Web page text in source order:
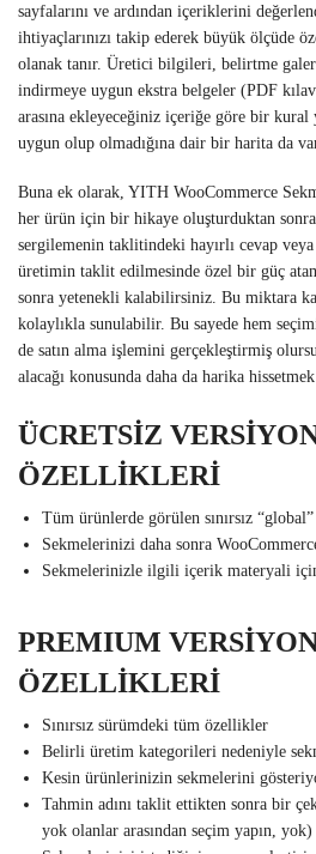
sayfalarını ve ardından içeriklerini
ihtiyaçlarınızı takip ederek büyük ölçüde
olanak tanır. Üretici bilgileri, belirtme
indirmeye uygun ekstra belgeler (PDF
arasına ekleyeceğiniz içeriğe göre bir kural
uygun olup olmadığına dair bir harita da
Buna ek olarak, YITH WooCommerce
her ürün için bir hikaye oluşturduktan
sergilemenin taklitindeki hayırlı cevap
üretimin taklit edilmesinde özel bir güç
sonra yetenekli kalabilirsiniz. Bu miktara
kolaylıkla sunulabilir. Bu sayede hem
de satın alma işlemini gerçekleştirmiş
alacağı konusunda daha da harika
ÜCRETSİZ
ÖZELLİKLERİ
Tüm ürünlerde görülen sınırsız
Sekmelerinizi daha sonra
Sekmelerinizle ilgili içerik materyali
PREMIUM
ÖZELLİKLERİ
Sınırsız sürümdeki tüm özellikler
Belirli üretim kategorileri nedeniyle
Kesin ürünlerinizin sekmelerini
Tahmin adını taklit ettikten sonra bir
yok olanlar arasından seçim yapın, yok)